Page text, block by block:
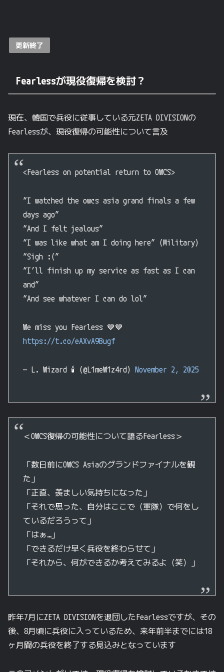
更新終了
Fearlessが現役復帰を検討？
現在、韓国で兵役に従事している元ZETA DIVISIONの
Fearlessが、現役復帰の可能性について言及
<Fearless on potential return to OWCS>
“I watched the owcs asia grand finals a few
days ago”
“And I felt jealous”
“I was like what am I doing here” (Military)
“Sigh :(”
“I’ll finish up my service as fast as I can
and”
“And see whatever I can do lol”
We miss you Fearless 💙💙
https://t.co/eAXvA9Bugf
— L. Wizard 🕯️ (@L1meW1z4rd) November 2, 2025
＜OWCS復帰の可能性について語るFearless＞
「数日前にOWCS Asiaのグランドファイナルを観
た」
「正直、羨ましい気持ちになった」
「それで思った、自分はここで（軍隊）で何をし
ているだろうって」
「はぁ…」
「できるだけ早く兵役を終わらせて」
「それから、何ができるか考えてみるよ（笑）」
昨年7月にZETA DIVISIONを退団したFearlessですが、その
後、8月頃に兵役に入っているため、来年前半までには18
ヶ月間の兵役を終了する見込みとなっています